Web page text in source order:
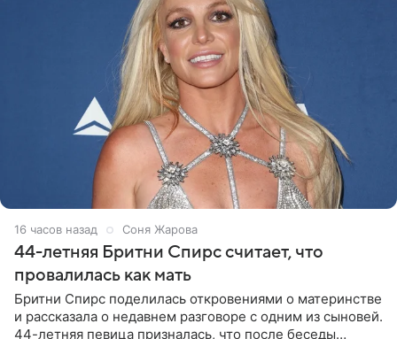
16 часов назад Соня Жарова
44-летняя Бритни Спирс считает, что
провалилась как мать
Бритни Спирс поделилась откровениями о материнстве
и рассказала о недавнем разговоре с одним из сыновей.
44-летняя певица призналась, что после беседы